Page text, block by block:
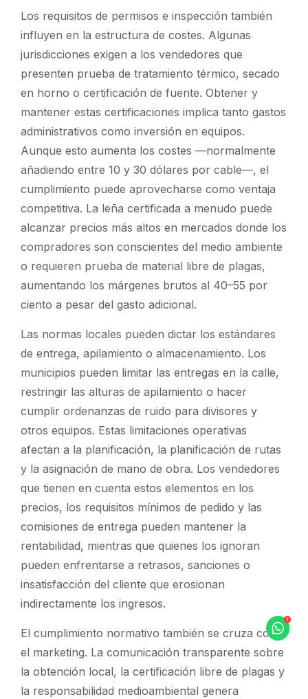
Los requisitos de permisos e inspección también
influyen en la estructura de costes. Algunas
jurisdicciones exigen a los vendedores que
presenten prueba de tratamiento térmico, secado
en horno o certificación de fuente. Obtener y
mantener estas certificaciones implica tanto gastos
administrativos como inversión en equipos.
Aunque esto aumenta los costes —normalmente
añadiendo entre 10 y 30 dólares por cable—, el
cumplimiento puede aprovecharse como ventaja
competitiva. La leña certificada a menudo puede
alcanzar precios más altos en mercados donde los
compradores son conscientes del medio ambiente
o requieren prueba de material libre de plagas,
aumentando los márgenes brutos al 40–55 por
ciento a pesar del gasto adicional.
Las normas locales pueden dictar los estándares
de entrega, apilamiento o almacenamiento. Los
municipios pueden limitar las entregas en la calle,
restringir las alturas de apilamiento o hacer
cumplir ordenanzas de ruido para divisores y
otros equipos. Estas limitaciones operativas
afectan a la planificación, la planificación de rutas
y la asignación de mano de obra. Los vendedores
que tienen en cuenta estos elementos en los
precios, los requisitos mínimos de pedido y las
comisiones de entrega pueden mantener la
rentabilidad, mientras que quienes los ignoran
pueden enfrentarse a retrasos, sanciones o
insatisfacción del cliente que erosionan
indirectamente los ingresos.
El cumplimiento normativo también se cruza con
el marketing. La comunicación transparente sobre
la obtención local, la certificación libre de plagas y
la responsabilidad medioambiental genera